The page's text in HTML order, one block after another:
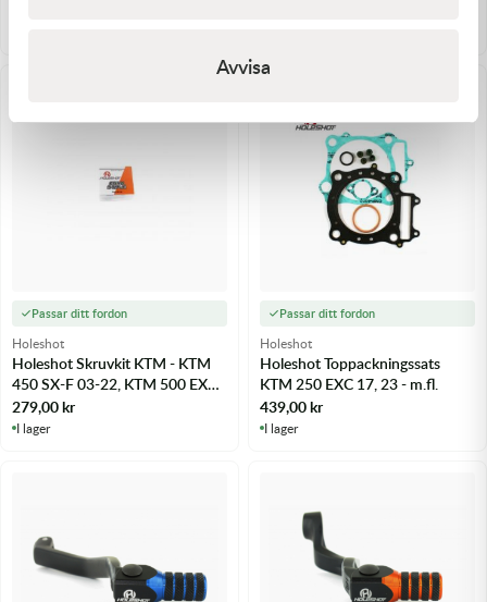
Avvisa
Passar ditt fordon
Holeshot
Holeshot Skruvkit KTM - KTM
450 SX-F 03-22, KTM 500 EXC
12-16 m.fl.
279,00kr
I lager
Passar ditt fordon
Holeshot
Holeshot Toppackningssats
KTM 250 EXC 17, 23 - m.fl.
439,00kr
I lager